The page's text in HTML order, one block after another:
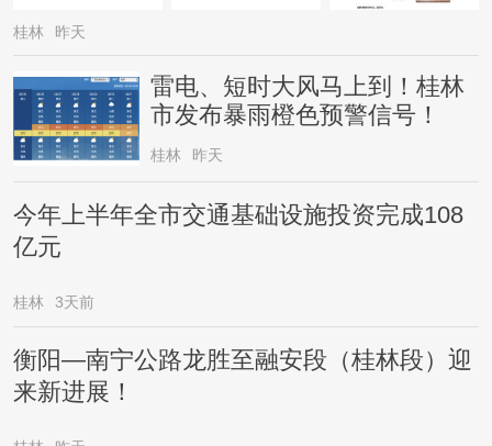
桂林 昨天
雷电、短时大风马上到！桂林
市发布暴雨橙色预警信号！
桂林 昨天
今年上半年全市交通基础设施投资完成108
亿元
桂林 3天前
衡阳—南宁公路龙胜至融安段（桂林段）迎
来新进展！